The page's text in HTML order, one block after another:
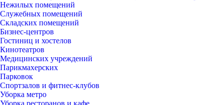
Нежилых помещений
Служебных помещений
Складских помещений
Бизнес-центров
Гостиниц и хостелов
Кинотеатров
Медицинских учреждений
Парикмахерских
Парковок
Спортзалов и фитнес-клубов
Уборка метро
Уборка ресторанов и кафе